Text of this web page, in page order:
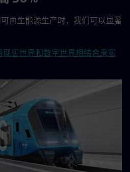
再生能源生产时，我们可以显著
实世界和数字世界相结合来实